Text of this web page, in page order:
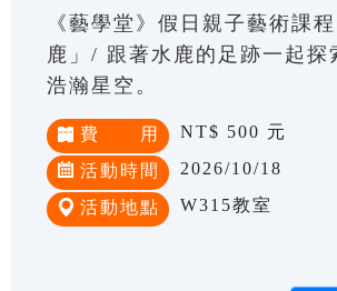
《藝學堂》假日親子藝術課
鹿」/ 跟著水鹿的足跡一起探
浩瀚星空。
費 用 NT$ 500 元
活動時間 2026/10/18
活動地點 W315教室